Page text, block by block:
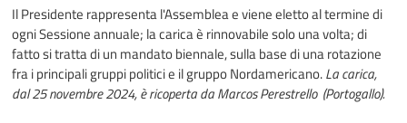
Il Presidente rappresenta l'Assemblea e viene eletto al termine di
ogni Sessione annuale; la carica è rinnovabile solo una volta; di
fatto si tratta di un mandato biennale, sulla base di una rotazione
fra i principali gruppi politici e il gruppo Nordamericano.La carica,
dal 25 novembre 2024, è ricoperta da Marcos Perestrello (Portogallo).